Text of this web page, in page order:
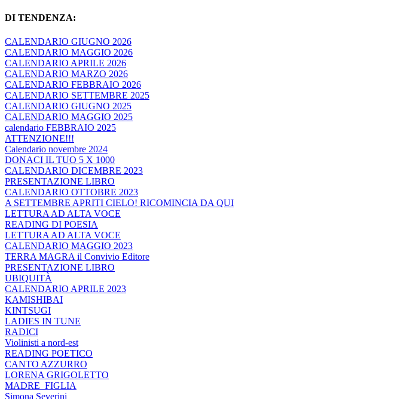
DI TENDENZA:
CALENDARIO GIUGNO 2026
CALENDARIO MAGGIO 2026
CALENDARIO APRILE 2026
CALENDARIO MARZO 2026
CALENDARIO FEBBRAIO 2026
CALENDARIO SETTEMBRE 2025
CALENDARIO GIUGNO 2025
CALENDARIO MAGGIO 2025
calendario FEBBRAIO 2025
ATTENZIONE!!!
Calendario novembre 2024
DONACI IL TUO 5 X 1000
CALENDARIO DICEMBRE 2023
PRESENTAZIONE LIBRO
CALENDARIO OTTOBRE 2023
A SETTEMBRE APRITI CIELO! RICOMINCIA DA QUI
LETTURA AD ALTA VOCE
READING DI POESIA
LETTURA AD ALTA VOCE
CALENDARIO MAGGIO 2023
TERRA MAGRA il Convivio Editore
PRESENTAZIONE LIBRO
UBIQUITÀ
CALENDARIO APRILE 2023
KAMISHIBAI
KINTSUGI
LADIES IN TUNE
RADICI
Violinisti a nord-est
READING POETICO
CANTO AZZURRO
LORENA GRIGOLETTO
MADRE_FIGLIA
Simona Severini